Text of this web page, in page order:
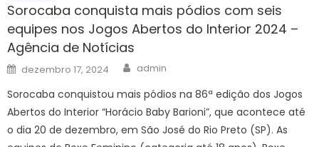
Sorocaba conquista mais pódios com seis
equipes nos Jogos Abertos do Interior 2024 –
Agência de Notícias
Posted
on
dezembro 17, 2024 Author
admin
Sorocaba conquistou mais pódios na 86ª edição dos Jogos
Abertos do Interior “Horácio Baby Barioni”, que acontece até
o dia 20 de dezembro, em São José do Rio Preto (SP). As